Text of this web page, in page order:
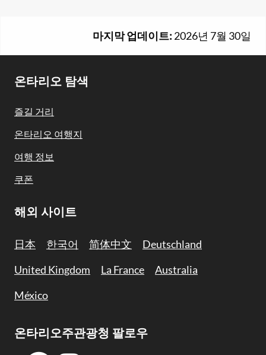
마지막 업데이트: 2026년 7월 30일
Footer
Navigation
온타리오 탐색
즐길 거리
온타리오 여행지
여행 정보
쿠폰
해외 사이트
日本 한국어 简体中文
Deutschland
United Kingdom
La France
Australia
México
온타리오주관광청 팔로우